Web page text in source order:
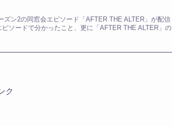
ズン2の同窓会エピソード「AFTER THE ALTER」が配信
ソードで分かったこと、更に「AFTER THE ALTER」の
ク